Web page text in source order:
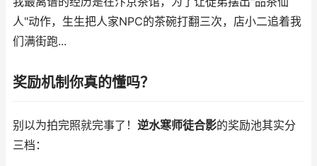
人"动作，生生把人家NPC的茶碗打翻三次，店小二追着我
们满街跑...
奖励机制你真的懂吗？
别以为拍完照就完事了！ 逆水寒师徒合影的奖励池其实分
三档：